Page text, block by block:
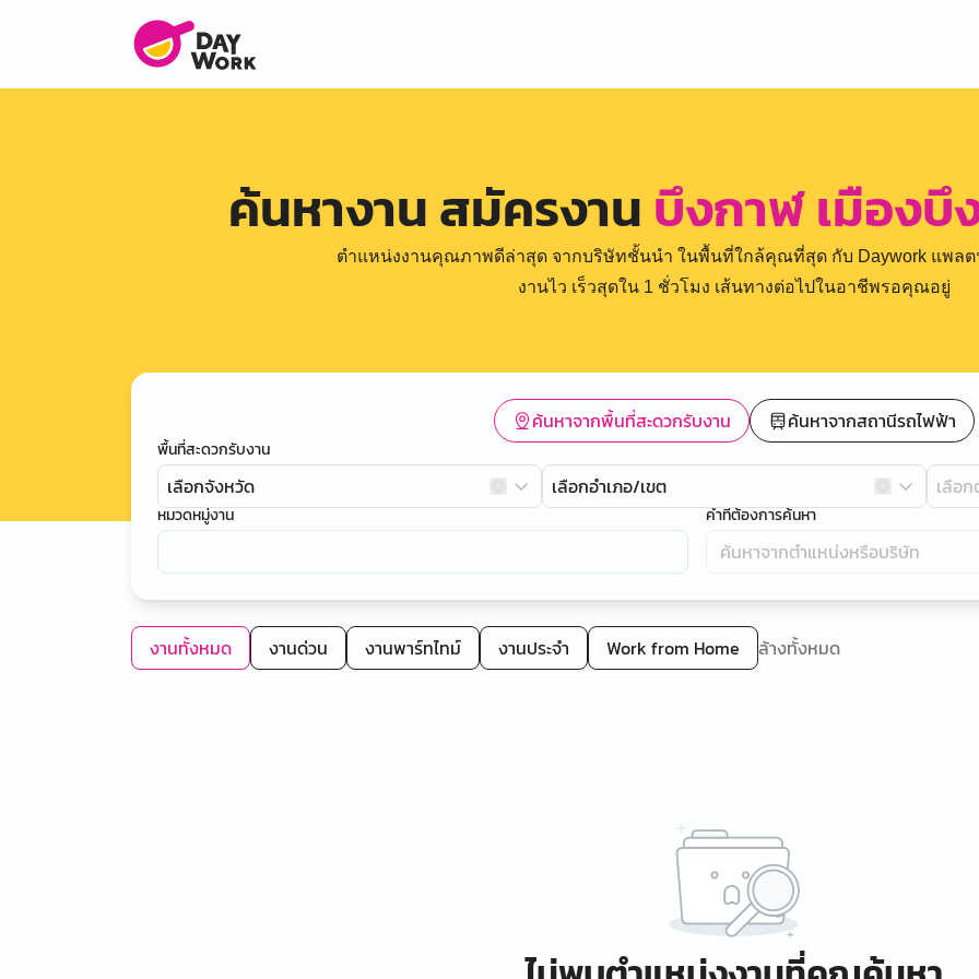
ค้นหางาน สมัครงาน บึงกาฬ เมืองบึ
ตำแหน่งงานคุณภาพดีล่าสุด จากบริษัทชั้นนำ ในพื้นที่ใกล้คุณที่สุด กับ Daywork แพล
งานไว เร็วสุดใน 1 ชั่วโมง เส้นทางต่อไปในอาชีพรอคุณอยู่
ค้นหาจากพื้นที่สะดวกรับงาน ค้นหาจากสถานีรถไฟฟ้า
พื้นที่สะดวกรับงาน
เลือกจังหวัด เลือกอำเภอ/เขต เลือ
หมวดหมู่งาน คำที่ต้องการค้นหา
งานทั้งหมด งานด่วน งานพาร์ทไทม์ งานประจำ Work from Home ล้างทั้งหมด